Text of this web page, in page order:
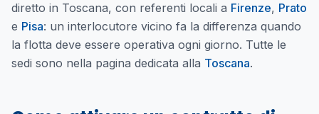
diretto in Toscana, con referenti locali a Firenze, Prato
e Pisa: un interlocutore vicino fa la differenza quando
la flotta deve essere operativa ogni giorno. Tutte le
sedi sono nella pagina dedicata alla Toscana.